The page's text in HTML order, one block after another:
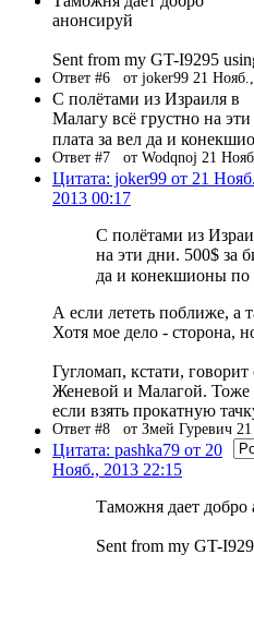
анонсируй
Sent from my GT-I9295
Ответ #6 от joker99 21
С полётами из Израиля в
Малагу всё грустно на
плата за вел да и
Ответ #7 от Wodqnoj 21
Цитата: joker99 от 21
2013 00:17
С полётами из
на эти дни. 500$ за
да и конекшионы по
А если лететь поближе, а
Хотя мое дело - сторона,
Гугломап, кстати,
Женевой и Малагой. Тоже
если взять прокатную
Ответ #8 от Змей Гуревич
Цитата: pashka79 от 20
Нояб., 2013 22:15
Таможня дает добро
Sent from my GT-